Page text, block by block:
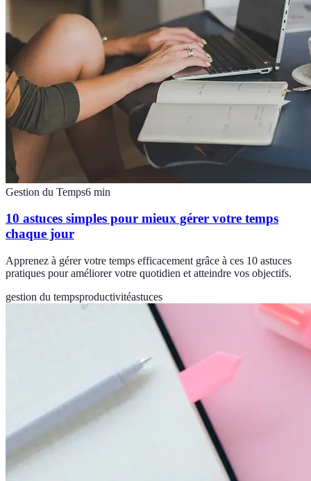
Gestion du Temps6 min
10 astuces simples pour mieux gérer votre temps
chaque jour
Apprenez à gérer votre temps efficacement grâce à ces 10 astuces
pratiques pour améliorer votre quotidien et atteindre vos objectifs.
gestion du tempsproductivitéastuces